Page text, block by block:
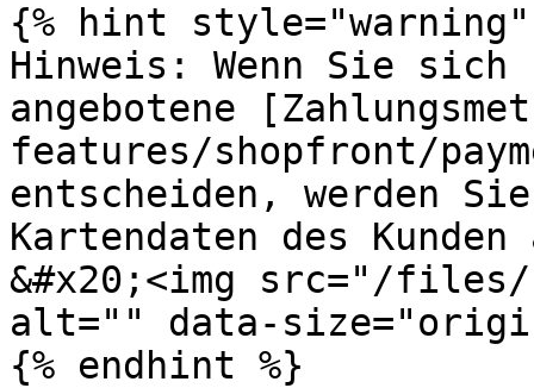
{% hint style="warning"
Hinweis: Wenn Sie
angebotene
features/shopfront/
entscheiden, werden
Kartendaten des
&#x20;<img src="/files/-
alt="" data-
{% endhint %}